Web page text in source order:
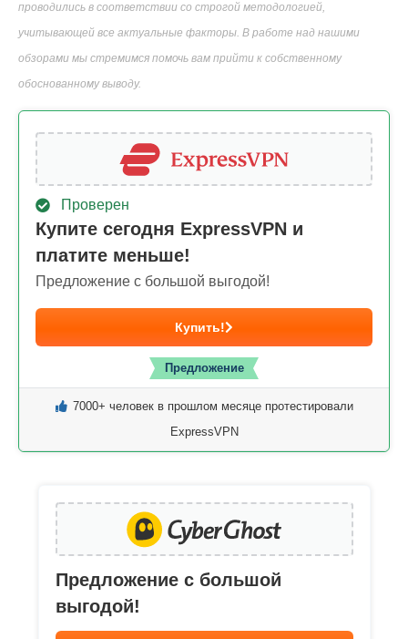
проводились в соответствии со строгой методологией,
учитывающей все актуальные факторы. В работе над нашими
обзорами мы стремимся помочь вам прийти к собственному
обоснованному выводу.
Проверен
Купите сегодня ExpressVPN и
платите меньше!
Предложение с большой выгодой!
Купить!
Предложение
7000+ человек в прошлом месяце протестировали
ExpressVPN
Предложение с большой
выгодой!